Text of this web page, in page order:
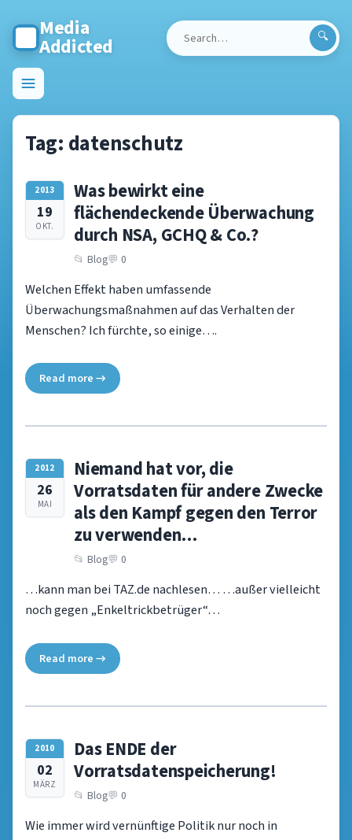
Media
Addicted
Search
Toggle
menu
Tag: datenschutz
2013
19
OKT.
Was bewirkt eine
flächendeckende Überwachung
durch NSA, GCHQ & Co.?
Blog 0
Welchen Effekt haben umfassende
Überwachungsmaßnahmen auf das Verhalten der
Menschen? Ich fürchte, so einige….
Read more →
2012
26
MAI
Niemand hat vor, die
Vorratsdaten für andere Zwecke
als den Kampf gegen den Terror
zu verwenden…
Blog 0
…kann man bei TAZ.de nachlesen… …außer vielleicht
noch gegen „Enkeltrickbetrüger“…
Read more →
2010
02
MÄRZ
Das ENDE der
Vorratsdatenspeicherung!
Blog 0
Wie immer wird vernünftige Politik nur noch in